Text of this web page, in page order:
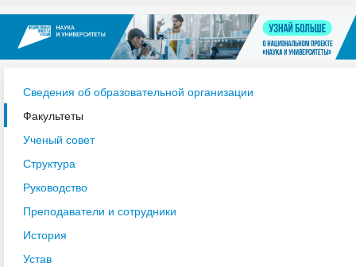
Сведения об образовательной организации
Факультеты
Ученый совет
Структура
Руководство
Преподаватели и сотрудники
История
Устав